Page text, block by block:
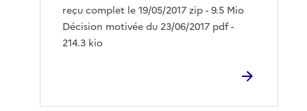
reçu complet le 19/05/2017 zip - 9.5 Mio
Décision motivée du 23/06/2017 pdf -
214.3 kio